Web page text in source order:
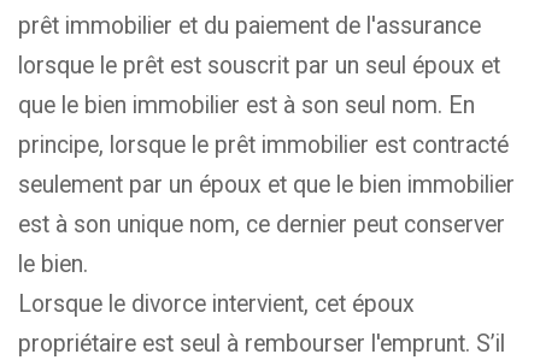
prêt immobilier et du paiement de l'assurance
lorsque le prêt est souscrit par un seul époux et
que le bien immobilier est à son seul nom. En
principe, lorsque le prêt immobilier est contracté
seulement par un époux et que le bien immobilier
est à son unique nom, ce dernier peut conserver
le bien.
Lorsque le divorce intervient, cet époux
propriétaire est seul à rembourser l'emprunt. S’il